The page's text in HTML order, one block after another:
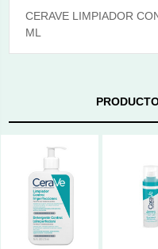
CERAVE LIMPIADOR
ML